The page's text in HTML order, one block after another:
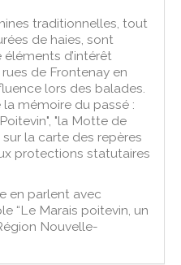
traditionnelles, tout
de haies, sont
d’intérêt
de Frontenay en
lors des balades.
mémoire du passé :
"la Motte de
la carte des repères
protections statutaires
en parlent avec
“Le Marais poitevin, un
Nouvelle-